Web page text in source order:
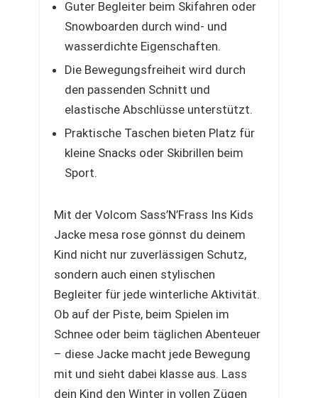
Guter Begleiter beim Skifahren oder
Snowboarden durch wind- und
wasserdichte Eigenschaften.
Die Bewegungsfreiheit wird durch
den passenden Schnitt und
elastische Abschlüsse unterstützt.
Praktische Taschen bieten Platz für
kleine Snacks oder Skibrillen beim
Sport.
Mit der Volcom Sass’N’Frass Ins Kids
Jacke mesa rose gönnst du deinem
Kind nicht nur zuverlässigen Schutz,
sondern auch einen stylischen
Begleiter für jede winterliche Aktivität.
Ob auf der Piste, beim Spielen im
Schnee oder beim täglichen Abenteuer
– diese Jacke macht jede Bewegung
mit und sieht dabei klasse aus. Lass
dein Kind den Winter in vollen Zügen